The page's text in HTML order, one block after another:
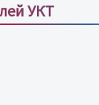
УКТ
по:имени